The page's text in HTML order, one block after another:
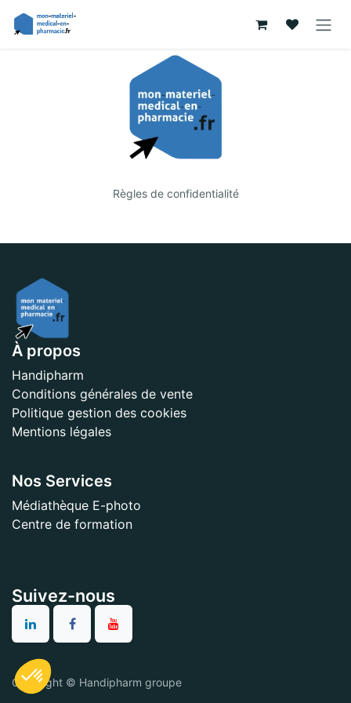
Se rendre au contenu
Règles de confidentialité
À propos
Handipharm
Conditions générales de vente
Politique gestion des cookies
Mentions légales
Nos Services
Médiathèque E-photo
Centre de formation
Suivez-nous
Copyright © Handipharm groupe